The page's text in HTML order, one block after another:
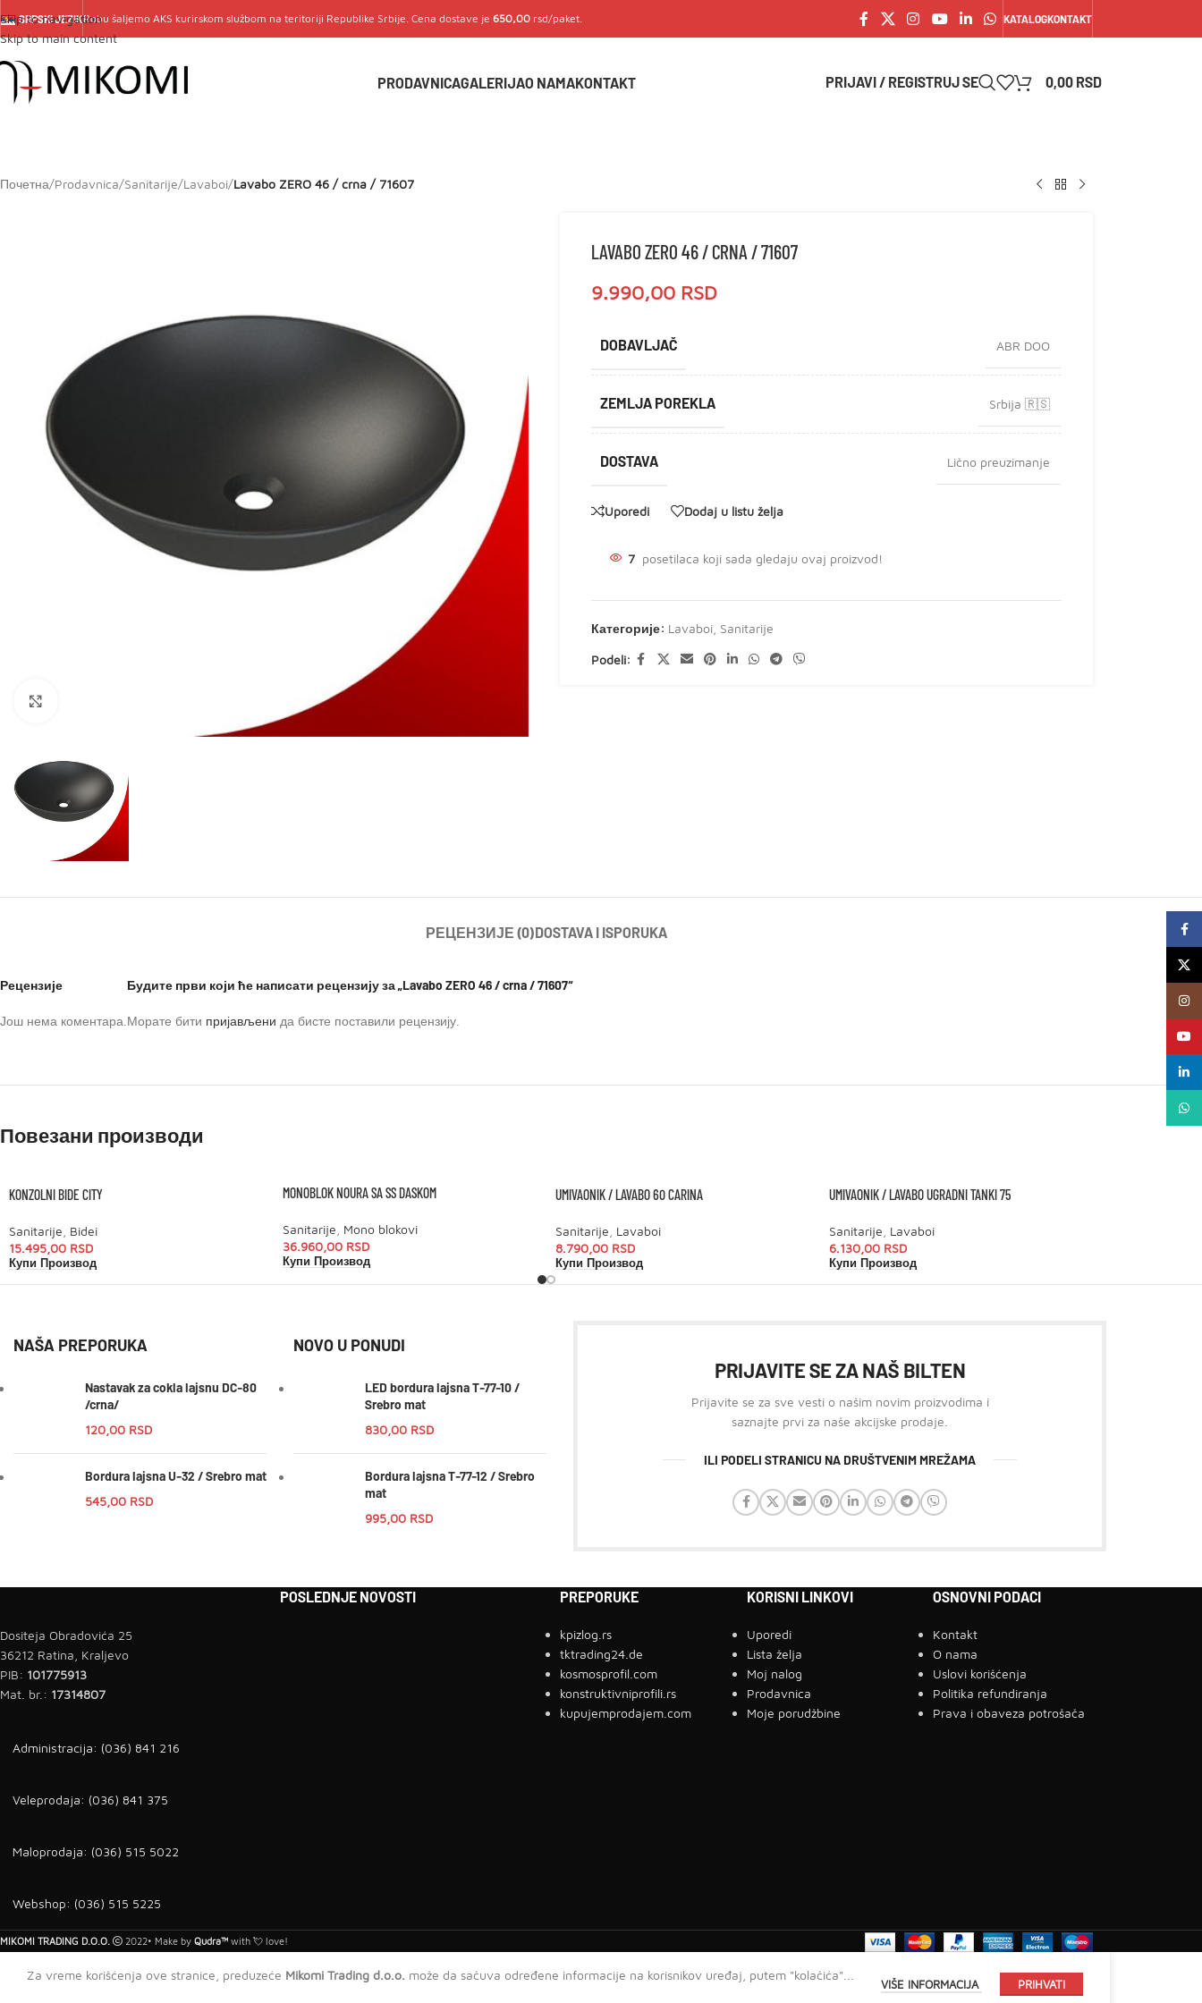
Skip to navigation
Skip to main content
SRPSKI JEZIKRobu šaljemo AKS kurirskom službom na teritoriji Republike Srbije. Cena dostave je 650,00rsd/paket. KATALOGKONTAKT
PRODAVNICAGALERIJAO NAMAKONTAKT PRIJAVI / REGISTRUJ SE 0,00 RSD
Почетна/Prodavnica/Sanitarije/Lavaboi/Lavabo ZERO 46 / crna / 71607
LAVABO ZERO 46 / CRNA / 71607
9.990,00 RSD
DOBAVLJAČ ABR DOO
ZEMLJA POREKLA Srbija 🇷🇸
DOSTAVA Lično preuzimanje
Uporedi Dodaj u listu želja
7 posetilaca koji sada gledaju ovaj proizvod!
Категорије: Lavaboi, Sanitarije
Podeli:
РЕЦЕНЗИЈЕ (0)DOSTAVA I ISPORUKA
Рецензије
Још нема коментара.
Будите први који ће написати рецензију за „Lavabo ZERO 46 / crna / 71607“
Морате бити пријављени да бисте поставили рецензију.
Повезани производи
KONZOLNI BIDE CITY
Sanitarije Bidei
15.495,00 RSD
Купи Производ
MONOBLOK NOURA SA SS DASKOM
Sanitarije Mono blokovi
36.960,00 RSD
Купи Производ
UMIVAONIK / LAVABO 60 CARINA
Sanitarije Lavaboi
8.790,00 RSD
Купи Производ
UMIVAONIK / LAVABO UGRADNI TANKI 75
Sanitarije Lavaboi
6.130,00 RSD
Купи Производ
NAŠA PREPORUKA
Nastavak za cokla lajsnu DC-80
/crna/
120,00 RSD
Bordura lajsna U-32 / Srebro mat
545,00 RSD
NOVO U PONUDI
LED bordura lajsna T-77-10 /
Srebro mat
830,00 RSD
Bordura lajsna T-77-12 / Srebro
mat
995,00 RSD
PRIJAVITE SE ZA NAŠ BILTEN
Prijavite se za sve vesti o našim novim proizvodima i
saznajte prvi za naše akcijske prodaje.
ILI PODELI STRANICU NA DRUŠTVENIM MREŽAMA
Dositeja Obradovića 25
36212 Ratina, Kraljevo
PIB: 101775913
Mat. br.: 17314807
Administracija: (036) 841 216
Veleprodaja: (036) 841 375
Maloprodaja: (036) 515 5022
Webshop: (036) 515 5225
POSLEDNJE NOVOSTI PREPORUKE
kpizlog.rs
tktrading24.de
kosmosprofil.com
konstruktivniprofili.rs
kupujemprodajem.com
KORISNI LINKOVI
Uporedi
Lista želja
Moj nalog
Prodavnica
Moje porudžbine
OSNOVNI PODACI
Kontakt
O nama
Uslovi korišćenja
Politika refundiranja
Prava i obaveza potrošača
MIKOMI TRADING D.O.O. 2022• Make by Qudra™ with 💘 love!
Za vreme korišćenja ove stranice, preduzeće Mikomi Trading d.o.o. može da sačuva određene informacije na korisnikov uređaj, putem "kolačića"...
VIŠE INFORMACIJA PRIHVATI